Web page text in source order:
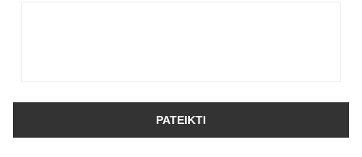
PATEIKTI